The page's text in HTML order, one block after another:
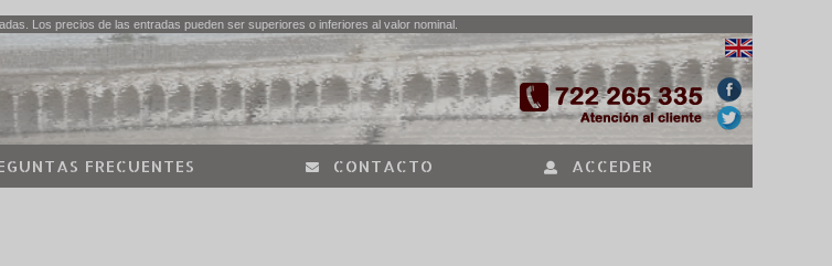
Los precios de las entradas pueden ser superiores o inferiores al valor nominal.
FRECUENTES CONTACTO ACCEDER